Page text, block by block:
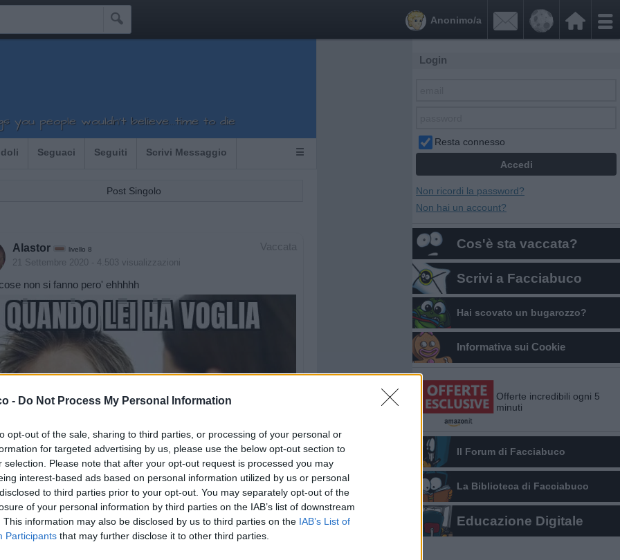
- Do Not Process My Personal Information
opt-out of the sale, sharing to third parties, or processing of your personal or
for targeted advertising by us, please use the below opt-out section to
selection. Please note that after your opt-out request is processed you may
interest-based ads based on personal information utilized by us or personal
to third parties prior to your opt-out. You may separately opt-out of the
of your personal information by third parties on the IAB’s list of downstream
This information may also be disclosed by us to third parties on the IAB’s List of
Participants that may further disclose it to other third parties.
 

Anonimo/a
you people wouldn't believe...time to die
Seguaci Seguiti Scrivi Messaggio ☰
Post Singolo
Vaccata
Alastor livello 8
21 Settembre 2020 - 4.503 visualizzazioni
non si fanno pero' ehhhhh
Login
Resta connesso
Non ricordi la password?
Non hai un account?
Cos'è sta vaccata?
Scrivi a Facciabuco
Hai scovato un bugarozzo?
Informativa sui Cookie
Offerte incredibili ogni 5
minuti
Il Forum di Facciabuco
La Biblioteca di Facciabuco
Educazione Digitale